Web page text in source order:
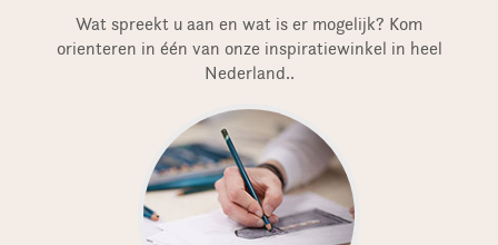
Wat spreekt u aan en wat is er mogelijk? Kom
orienteren in één van onze inspiratiewinkel in heel
Nederland..